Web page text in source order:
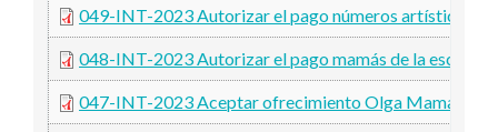
049-INT-2023 Autorizar el pago números artísticos
048-INT-2023 Autorizar el pago mamás de la escuela
047-INT-2023 Aceptar ofrecimiento Olga Mamani